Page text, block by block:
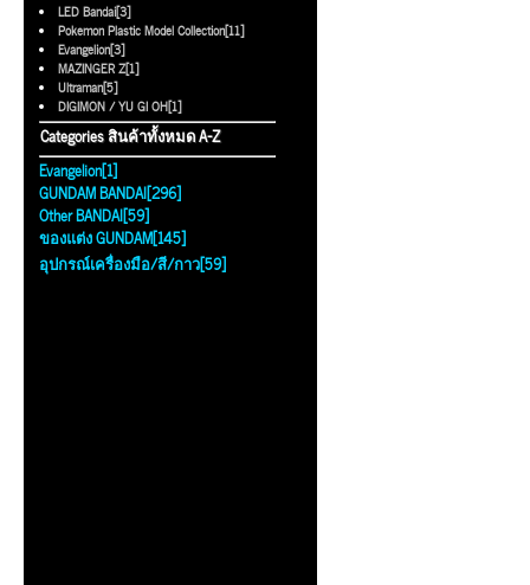
LED Bandai[3]
Pokemon Plastic Model Collection[11]
Evangelion[3]
MAZINGER Z[1]
Ultraman[5]
DIGIMON / YU GI OH[1]
Categories สินค้าทั้งหมด A-Z
Evangelion[1]
GUNDAM BANDAI[296]
Other BANDAI[59]
ของแต่ง GUNDAM[145]
อุปกรณ์เครื่องมือ/สี/กาว[59]